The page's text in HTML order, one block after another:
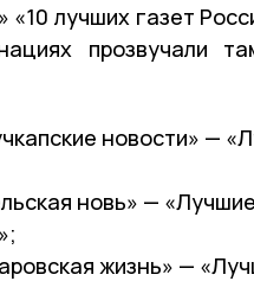
«10 лучших газет
прозвучали
новости» —
новь» — «Лучшие
жизнь» —